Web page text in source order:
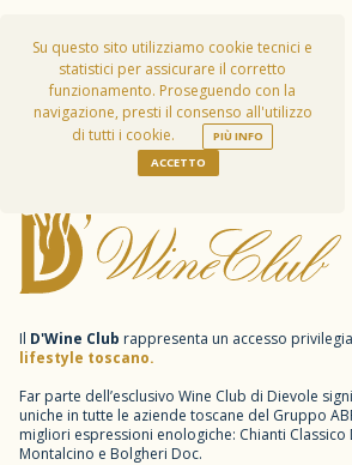
Su questo sito utilizziamo cookie tecnici e
statistici per assicurare il corretto
funzionamento. Proseguendo con la
navigazione, presti il consenso all'utilizzo
di tutti i cookie.
PIÙ INFO
ACCETTO
Per chi ha sete di stelle
Vini, esperienze, lifestyle
Il D'Wine Club rappresenta un accesso
lifestyle toscano.
Far parte dell’esclusivo Wine Club di Dievole
uniche in tutte le aziende toscane del Gruppo
migliori espressioni enologiche: Chianti Classico
Montalcino e Bolgheri Doc.